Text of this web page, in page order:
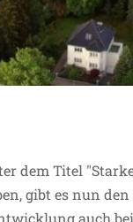
dem Titel
gibt es nun
auch bei